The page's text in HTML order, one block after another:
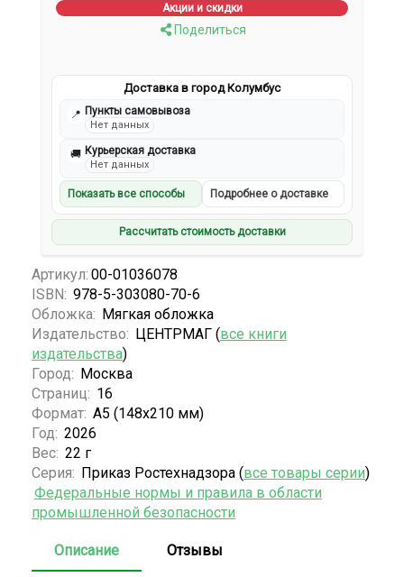
Акции и скидки
Поделиться
Доставка в город Колумбус
📍 Пункты самовывоза
Нет данных
🚚 Курьерская доставка
Нет данных
Показать все способы Подробнее о доставке
Рассчитать стоимость доставки
Артикул: 00-01036078
ISBN: 978-5-303080-70-6
Обложка: Мягкая обложка
Издательство: ЦЕНТРМАГ (все книги
издательства)
Город: Москва
Страниц: 16
Формат: А5 (148x210 мм)
Год: 2026
Вес: 22 г
Серия: Приказ Ростехнадзора (все товары серии)
Федеральные нормы и правила в области
промышленной безопасности
Описание Отзывы